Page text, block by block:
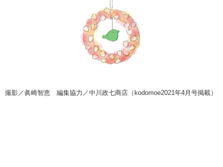
撮影／眞崎智恵 編集協力／中川政七商店（kodomoe2021年4月号掲載）